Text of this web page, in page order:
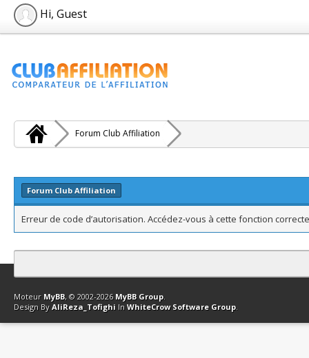
Hi, Guest
Forum Club Affiliation
Forum Club Affiliation
Erreur de code d’autorisation. Accédez-vous à cette fonction
Contact Club Affiliation Retourner en haut Version bas-débit
Moteur MyBB, © 2002-2026 MyBB Group.
Design By AliReza_Tofighi In WhiteCrow Software Group.